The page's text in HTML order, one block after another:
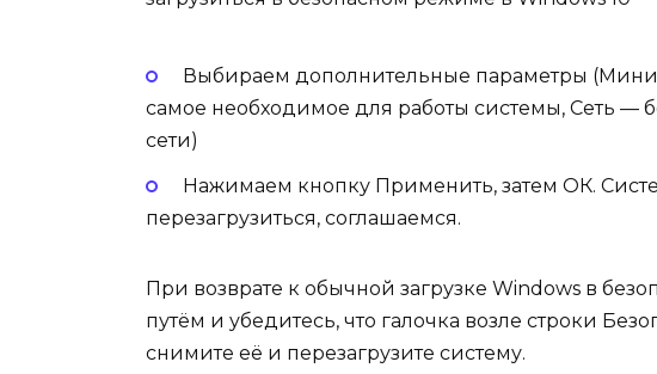
Выбираем дополнительные параметры
самое необходимое для работы системы, Сеть
сети)
Нажимаем кнопку Применить, затем ОК.
перезагрузиться, соглашаемся.
При возврате к обычной загрузке Windows в
путём и убедитесь, что галочка возле строки
снимите её и перезагрузите систему.